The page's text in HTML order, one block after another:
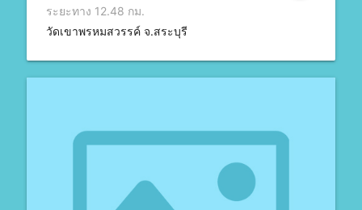
ระยะทาง 12.48 กม.
วัดเขาพรหมสวรรค์ จ.สระบุรี